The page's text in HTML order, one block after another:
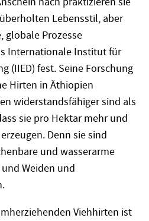
Lebensstil, aber
globale Prozesse
Internationale Institut für
(IIED) fest. Seine Forschung
Hirten in Äthiopien
widerstandsfähiger sind als
sie pro Hektar mehr und
Denn sie sind
und wasserarme
Weiden und
Viehhirten ist